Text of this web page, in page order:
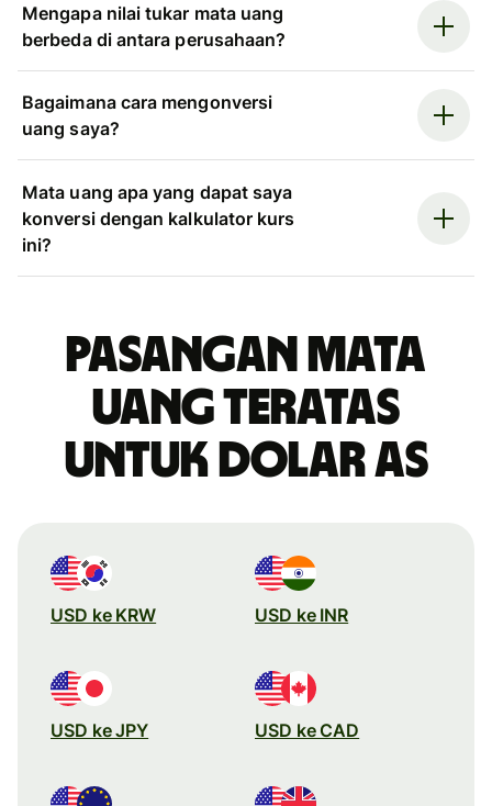
Mengapa nilai tukar mata uang
berbeda di antara perusahaan?
Bagaimana cara mengonversi
uang saya?
Mata uang apa yang dapat saya
konversi dengan kalkulator kurs
ini?
Pasangan mata
uang teratas
untuk dolar AS
USD ke KRW USD ke INR
USD ke JPY USD ke CAD